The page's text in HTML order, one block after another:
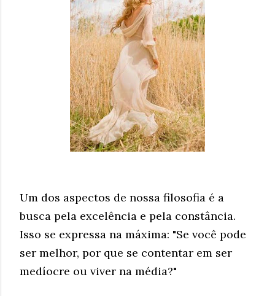
Um dos aspectos de nossa filosofia é a
busca pela excelência e pela constância.
Isso se expressa na máxima: "Se você pode
ser melhor, por que se contentar em ser
medíocre ou viver na média?"